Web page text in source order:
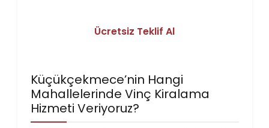
Ücretsiz Teklif Al
Küçükçekmece’nin Hangi
Mahallelerinde Vinç Kiralama
Hizmeti Veriyoruz?